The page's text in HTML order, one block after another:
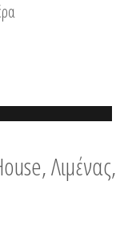
Λιμένας,